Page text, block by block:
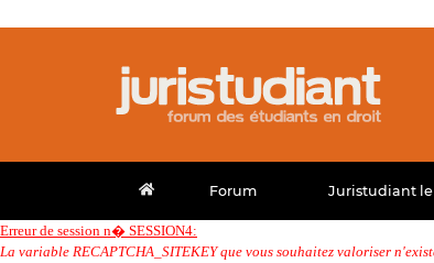
Forum Juristudiant le
Erreur de session n� SESSION4:
La variable RECAPTCHA_SITEKEY que vous souhaitez valoriser